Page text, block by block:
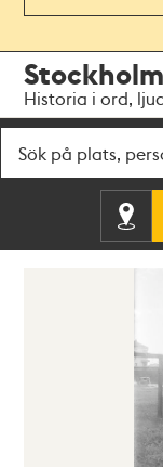
navigationen
huvudinnehållet
Historia i ord,